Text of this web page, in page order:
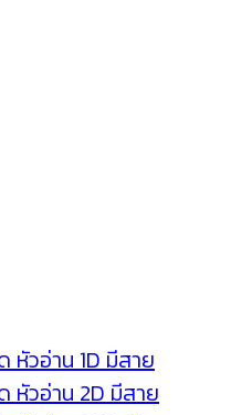
หัวอ่าน 1D มีสาย
หัวอ่าน 2D มีสาย